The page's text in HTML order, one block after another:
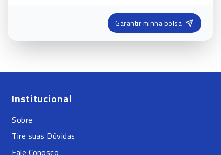
Garantir minha bolsa
Institucional
Sobre
Tire suas Dúvidas
Fale Conosco